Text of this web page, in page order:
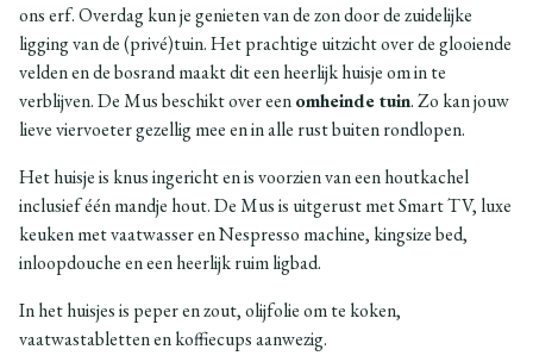
ons erf. Overdag kun je genieten van de zon door de zuidelijke
ligging van de (privé)tuin. Het prachtige uitzicht over de glooiende
velden en de bosrand maakt dit een heerlijk huisje om in te
verblijven. De Mus beschikt over eenomheinde tuin. Zo kan jouw
lieve viervoeter gezellig mee en in alle rust buiten rondlopen.
Het huisje is knus ingericht en is voorzien van een houtkachel
inclusief één mandje hout. De Mus is uitgerust met Smart TV, luxe
keuken met vaatwasser en Nespresso machine, kingsize bed,
inloopdouche en een heerlijk ruim ligbad.
In het huisjes is peper en zout, olijfolie om te koken,
vaatwastabletten en koffiecups aanwezig.